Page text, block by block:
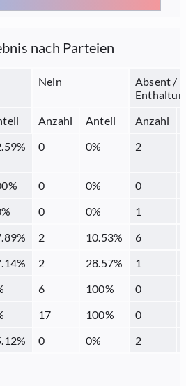
nach Parteien
Nein
Absent /
Anzahl Anteil Anzahl
% 0 0% 2
% 0 0% 0
% 0 0% 1
% 2 10.53% 6
% 2 28.57% 1
6 100% 0
17 100% 0
% 0 0% 2